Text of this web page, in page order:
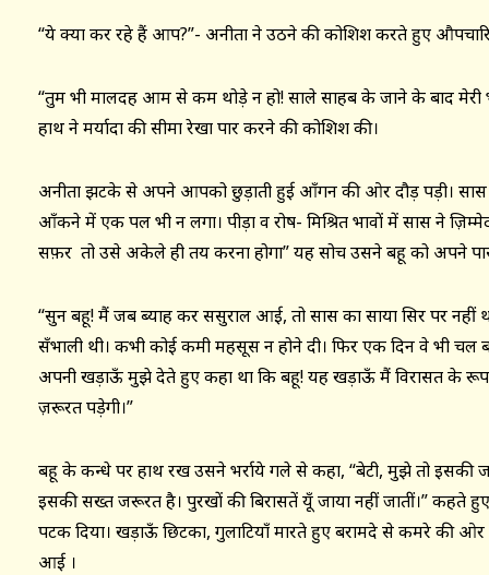
“ये क्या कर रहे हैं आप?”- अनीता ने उठने की कोशिश करते हुए
“तुम भी मालदह आम से कम थोड़े न हो! साले साहब के जाने के बाद मेरी
हाथ ने मर्यादा की सीमा रेखा पार करने की कोशिश की।
अनीता झटके से अपने आपको छुड़ाती हुई आँगन की ओर दौड़ पड़ी।
आँकने में एक पल भी न लगा। पीड़ा व रोष- मिश्रित भावों में सास ने
सफ़र तो उसे अकेले ही तय करना होगा” यह सोच उसने बहू को अपने पास
“सुन बहू! मैं जब ब्याह कर ससुराल आई, तो सास का साया सिर पर नहीं
सँभाली थी। कभी कोई कमी महसूस न होने दी। फिर एक दिन वे भी चल
अपनी खड़ाऊँ मुझे देते हुए कहा था कि बहू! यह खड़ाऊँ मैं विरासत के
ज़रूरत पड़ेगी।”
बहू के कन्धे पर हाथ रख उसने भर्राये गले से कहा, “बेटी, मुझे तो
इसकी सख्त जरूरत है। पुरखों की बिरासतें यूँ जाया नहीं जातीं।” कहते
पटक दिया। खड़ाऊँ छिटका, गुलाटियाँ मारते हुए बरामदे से कमरे की
आई ।